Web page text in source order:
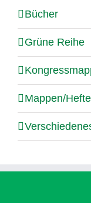
Bücher
Grüne Reihe
Mappen/Hefte